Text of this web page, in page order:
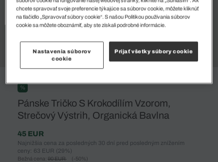
%
Pánske Tričko S Krokodílím Vzorom,
Strečový Výstrih, Organická Bavlna
45 EUR
Najnižšia cena za posledných 30 dní pred posledným znížením
ceny: 63 EUR (29%)
Bežná cena: 90 EUR (-50%)
chcete spravovať svoje preferencie týkajúce sa súborov cookie, môžete kliknúť
na tlačidlo „Spravovať súbory cookie“. S našou Politikou používania súborov
cookie sa môžete oboznámiť, aby ste získali podrobné informácie.
Nastavenia súborov
cookie
Prijať všetky súbory cookie